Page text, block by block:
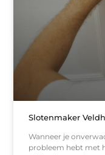
Slotenmaker
Wanneer je
probleem hebt met